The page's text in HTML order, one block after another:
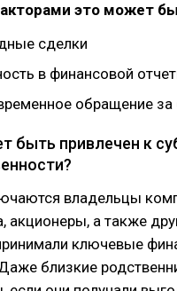
это может
сделки
в финансовой
обращение за
быть привлечен к
владельцы
акционеры, а также
ключевые
близкие